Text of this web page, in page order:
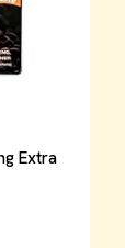
Extra